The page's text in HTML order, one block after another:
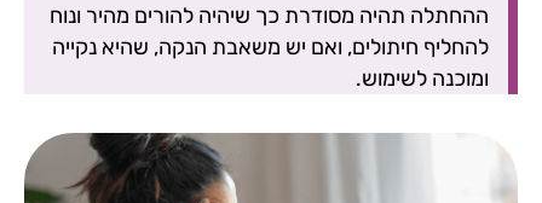
ההחתלה תהיה מסודרת כך שיהיה להורים מהיר ונוח
להחליף חיתולים, ואם יש משאבת הנקה, שהיא נקייה
ומוכנה לשימוש.